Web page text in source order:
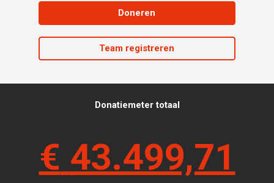
Doneren
Team registreren
Donatiemeter totaal
€ 43.499,71